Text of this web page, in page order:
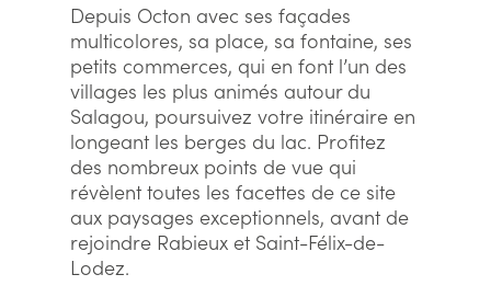
Depuis Octon avec ses façades
multicolores, sa place, sa fontaine, ses
petits commerces, qui en font l’un des
villages les plus animés autour du
Salagou, poursuivez votre itinéraire en
longeant les berges du lac. Profitez
des nombreux points de vue qui
révèlent toutes les facettes de ce site
aux paysages exceptionnels, avant de
rejoindre Rabieux et Saint-Félix-de-
Lodez.